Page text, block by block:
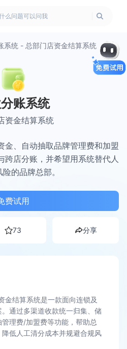
么问题可以问我
系统 - 总部门店资金结算系统
账系统
资金结算系统
金、自动抽取品牌管理费和加盟
跨店分账，并希望用系统替代人
的品牌总部。
费试用
73 分享
金结算系统是一款面向连锁及
通过多渠道收款统一归集、储
理费/加盟费等功能，帮助总
低人工清分成本并规避合规风